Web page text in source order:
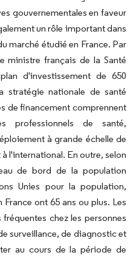
gouvernementales en faveur
un rôle important dans
marché étudié en France. Par
ministre français de la Santé
d'investissement de 650
stratégie nationale de santé
de financement comprennent
professionnels de santé,
à grande échelle de
l'international. En outre, selon
de bord de la population
Unies pour la population,
ont 65 ans ou plus. Les
chez les personnes
surveillance, de diagnostic et
au cours de la période de